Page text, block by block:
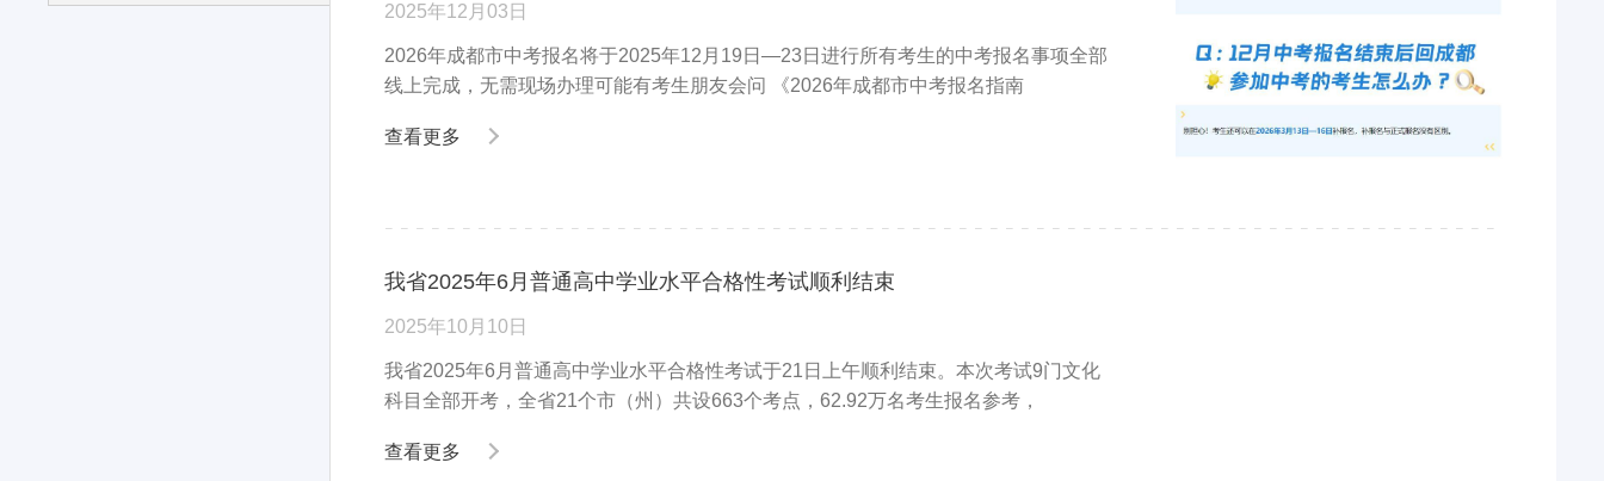
2025年12月03日
2026年成都市中考报名将于2025年12月19日—23日进行所有考生的中考报名事项全部
线上完成，无需现场办理可能有考生朋友会问 《2026年成都市中考报名指南
查看更多
我省2025年6月普通高中学业水平合格性考试顺利结束
2025年10月10日
我省2025年6月普通高中学业水平合格性考试于21日上午顺利结束。本次考试9门文化
科目全部开考，全省21个市（州）共设663个考点，62.92万名考生报名参考，
查看更多